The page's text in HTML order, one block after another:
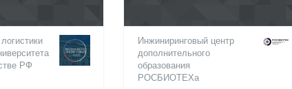
РФ
Инжиниринговый центр
дополнительного
образования
РОСБИОТЕХа